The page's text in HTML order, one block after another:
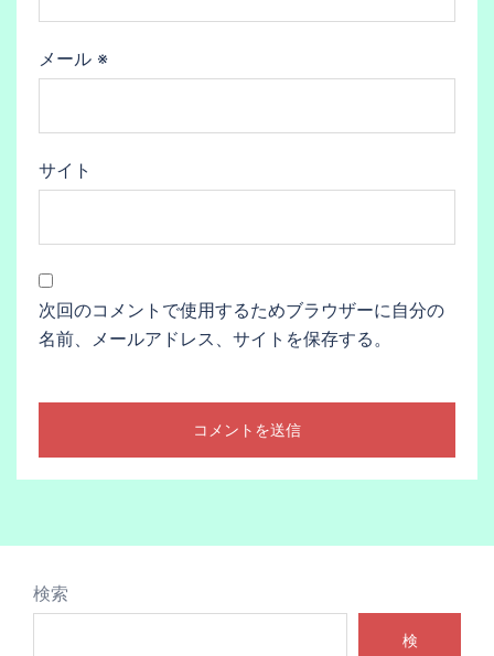
メール ※
サイト
次回のコメントで使用するためブラウザーに自分の
名前、メールアドレス、サイトを保存する。
検索
検